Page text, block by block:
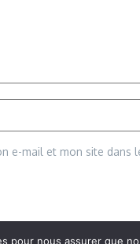
e-mail et mon site
pour nous assurer que